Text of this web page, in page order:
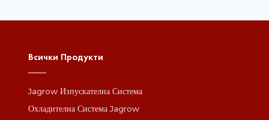
Всички Продукти
Jagrow Изпускателна Система
Охладителна Система Jagrow